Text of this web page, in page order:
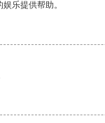
乐提供帮助。